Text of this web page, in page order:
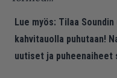
Lue myös: Tilaa
kahvitauolla puhutaan!
uutiset ja puheenaiheet